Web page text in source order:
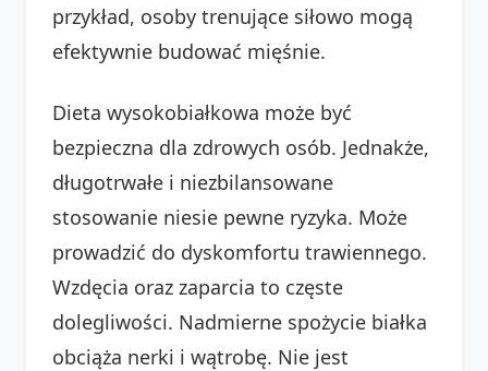
przykład, osoby trenujące siłowo mogą
efektywnie budować mięśnie.
Dieta wysokobiałkowa może być
bezpieczna dla zdrowych osób. Jednakże,
długotrwałe i niezbilansowane
stosowanie niesie pewne ryzyka. Może
prowadzić do dyskomfortu trawiennego.
Wzdęcia oraz zaparcia to częste
dolegliwości. Nadmierne spożycie białka
obciąża nerki i wątrobę. Nie jest